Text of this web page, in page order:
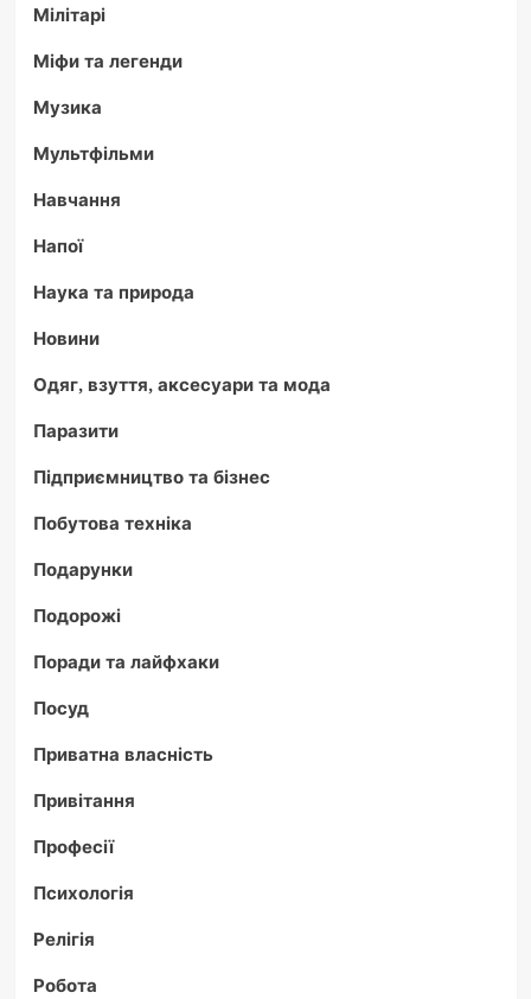
Мілітарі
Міфи та легенди
Музика
Мультфільми
Навчання
Напої
Наука та природа
Новини
Одяг, взуття, аксесуари та мода
Паразити
Підприємництво та бізнес
Побутова техніка
Подарунки
Подорожі
Поради та лайфхаки
Посуд
Приватна власність
Привітання
Професії
Психологія
Релігія
Робота